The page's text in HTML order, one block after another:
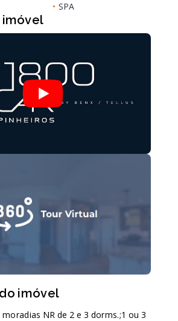
• SPA
imóvel
imóvel
NR de 2 e 3 dorms.;1 ou 3